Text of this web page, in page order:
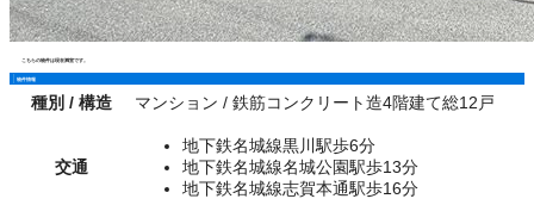
こちらの物件は現在満室です。
物件情報
種別 / 構造 マンション / 鉄筋コンクリート造4階建て総12戸
交通
地下鉄名城線黒川駅歩6分
地下鉄名城線名城公園駅歩13分
地下鉄名城線志賀本通駅歩16分